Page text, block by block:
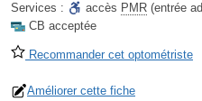
Services :
accès PMR (entrée
CB acceptée
Recommander cet optométriste
Améliorer cette fiche